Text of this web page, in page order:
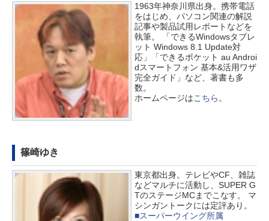
1963年神奈川県出身。携帯電話
をはじめ、パソコン関連の解説
記事や製品試用レポートなどを
執筆。 「できるWindowsタブレ
ット Windows 8.1 Update対
応」「できるポケット au Androi
dスマートフォン 基本&活用ワザ
完全ガイド」など、著書も多
数。
ホームページはこちら 。
篠崎ゆき
東京都出身。テレビやCF、雑誌
などマルチに活動し、SUPER G
TのステージMCまでこなす。 マ
シンガントークには定評あり。
■スーパーウイング所属